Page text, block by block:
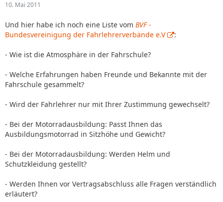
10. Mai 2011
Und hier habe ich noch eine Liste vom BVF-
Bundesvereinigung der Fahrlehrerverbände e.V
:
- Wie ist die Atmosphäre in der Fahrschule?
- Welche Erfahrungen haben Freunde und Bekannte mit der
Fahrschule gesammelt?
- Wird der Fahrlehrer nur mit Ihrer Zustimmung gewechselt?
- Bei der Motorradausbildung: Passt Ihnen das
Ausbildungsmotorrad in Sitzhöhe und Gewicht?
- Bei der Motorradausbildung: Werden Helm und
Schutzkleidung gestellt?
- Werden Ihnen vor Vertragsabschluss alle Fragen verständlich
erläutert?